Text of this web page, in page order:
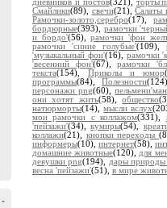
-
дневников и постов(321),
Смайлики(89), свечи(21),Салаты
Рамочки-золото,серебро(17),
бордюрные(393), рамочки
и бордо'(56),рамочки 'фон
рамочки 'синие голубые'(109),
'музыкальный фон'(16), рамочки
'весенний фон'(67),рамочки
текста(154), Приколы и юмор
программы(84),Полезности
персонажи png(60),
они хотят жить(58),общество
натюрморты(14),мысли вслух
мои рамочки с коллажом(331),
'пейзажи'(34),кумиры(54),
коллажи(21), кнопки переходы
информеры(10), интернет(58),
домашние животные(120), для
девушки png(194),
дары природы
весна 'пейзажи'(51), в мире